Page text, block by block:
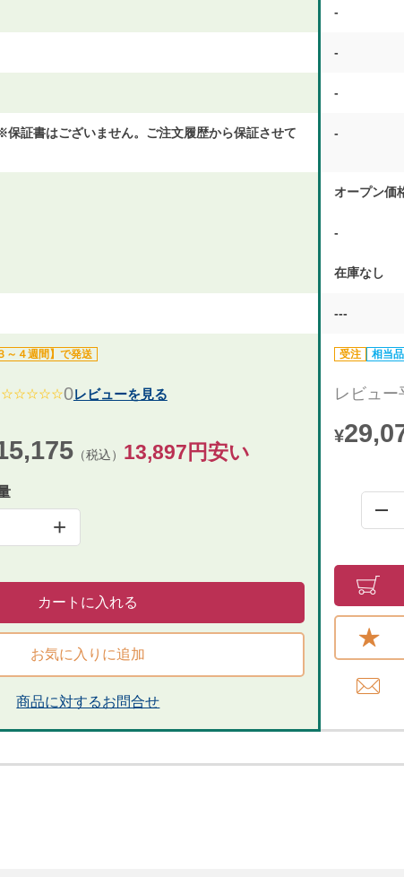
-
-
-
証書はございません。ご注文履歴から保証させて
-
オープン価
-
在庫なし
---
～４週間】で発送 受注 相当
☆☆☆☆☆0レビューを見る
（税込） 13,897円安い
+
カートに入れる
お気に入りに追加
商品に対するお問合せ​
レビュー
¥